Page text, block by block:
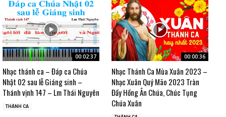
00:02:37
Nhạc thánh ca – Đáp ca Chúa
Nhật 02 sau lễ Giáng sinh –
Thánh vịnh 147 – Lm Thái Nguyên
THÁNH CA
00:00:36
Nhạc Thánh Ca Mùa Xuân 2023 –
Nhạc Xuân Quý Mão 2023 Tràn
Đầy Hồng Ân Chúa, Chúc Tụng
Chúa Xuân